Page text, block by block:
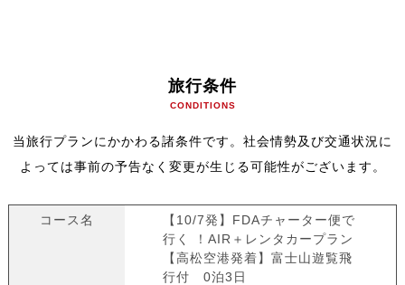
旅行条件
CONDITIONS
当旅行プランにかかわる諸条件です。社会情勢及び交通状況に
よっては事前の予告なく変更が生じる可能性がございます。
コース名
【10/7発】FDAチャーター便で
行く ！AIR＋レンタカープラン
【高松空港発着】富士山遊覧飛
行付 0泊3日